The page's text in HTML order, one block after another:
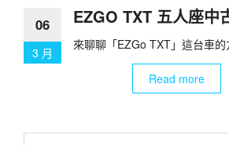
06
3 月
EZGO TXT 五人座中
來聊聊「EZGo TXT」這台車
Read more